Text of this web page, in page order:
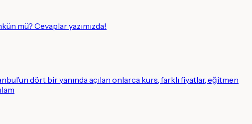
mü? Cevaplar yazımızda!
dört bir yanında açılan onlarca kurs, farklı fiyatlar, eğitmen